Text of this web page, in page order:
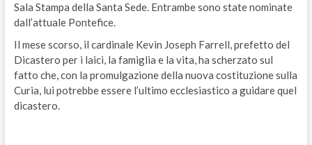
Sala Stampa della Santa Sede. Entrambe sono state nominate
dall’attuale Pontefice.
Il mese scorso, il cardinale Kevin Joseph Farrell, prefetto del
Dicastero per i laici, la famiglia e la vita, ha scherzato sul
fatto che, con la promulgazione della nuova costituzione sulla
Curia, lui potrebbe essere l’ultimo ecclesiastico a guidare quel
dicastero.